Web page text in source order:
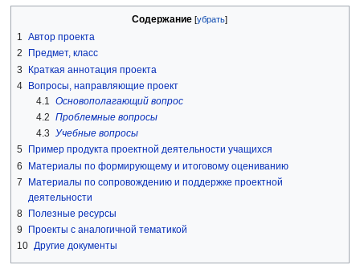
к
к
Содержание
1 Автор проекта
2
Предмет, класс
3
Краткая аннотация проекта
4 Вопросы, направляющие проект
4.1
Основополагающий вопрос
4.2 Проблемные вопросы
4.3 Учебные вопросы
5
Пример продукта проектной деятельности учащихся
6
Материалы по формирующему и итоговому оцениванию
7
Материалы по сопровождению и поддержке проектной
деятельности
8
Полезные ресурсы
9
Проекты с аналогичной тематикой
10 Другие документы